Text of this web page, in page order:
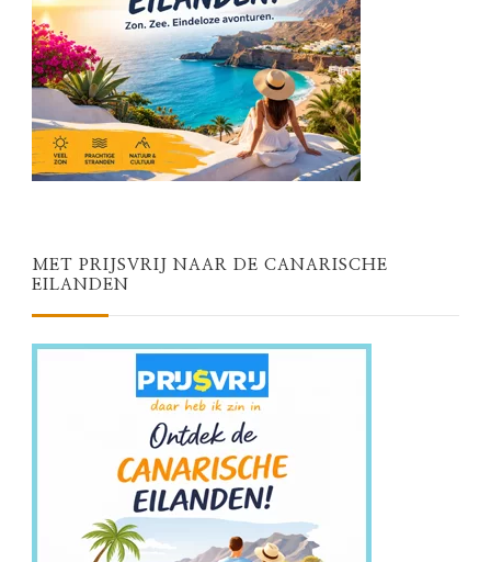
MET PRIJSVRIJ NAAR DE CANARISCHE
EILANDEN